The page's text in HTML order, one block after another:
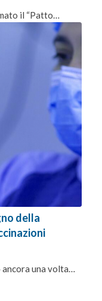
il “Patto…
della
una volta…